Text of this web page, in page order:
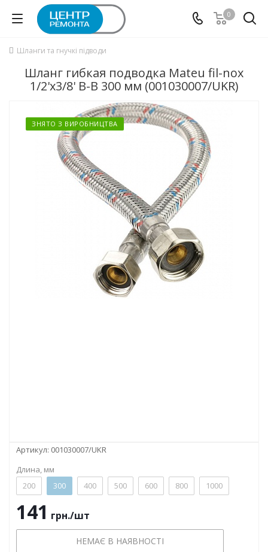
0
Шланги та гнучкі підводи
Шланг гибкая подводка Mateu fil-nox
1/2'x3/8' B-B 300 мм (001030007/UKR)
ЗНЯТО З ВИРОБНИЦТВА
Артикул: 001030007/UKR
Длина, мм
200
300 400 500 600 800 1000
141 грн./шт
НЕМАЄ В НАЯВНОСТІ